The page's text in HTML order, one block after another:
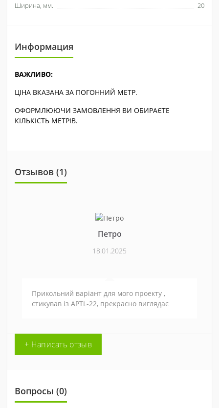
Ширина, мм.
20
Информация
ВАЖЛИВО:
ЦІНА ВКАЗАНА ЗА ПОГОННИЙ МЕТР.
ОФОРМЛЮЮЧИ ЗАМОВЛЕННЯ ВИ ОБИРАЄТЕ
КІЛЬКІСТЬ МЕТРІВ.
Отзывов (1)
Петро
18.01.2025
Прикольний варіант для мого проекту ,
стикував із АРТL-22, прекрасно виглядає
+ Написать отзыв
Вопросы (0)